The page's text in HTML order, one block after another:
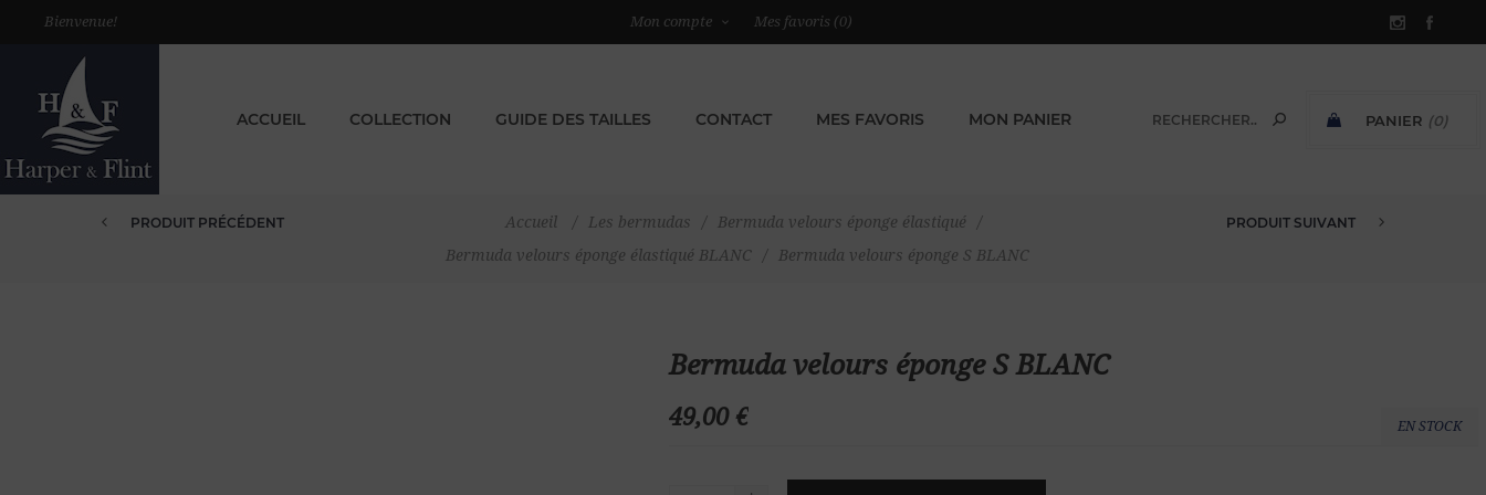
Bienvenue! Mon compte Mes favoris (0)
PANIER (0)
ACCUEIL COLLECTION GUIDE DES TAILLES CONTACT MES FAVORIS MON PANIER
Accueil / Les bermudas / Bermuda velours éponge élastiqué
/
Bermuda velours éponge élastiqué BLANC
/ Bermuda velours éponge S BLANC
PRODUIT PRÉCÉDENT PRODUIT SUIVANT
Bermuda velours éponge S BLANC
49,00 € EN STOCK